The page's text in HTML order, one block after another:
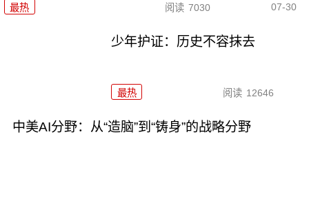
最热 阅读 7030 07-30
少年护证：历史不容抹去
最热 阅读 12646
中美AI分野：从“造脑”到“铸身”的战略分野